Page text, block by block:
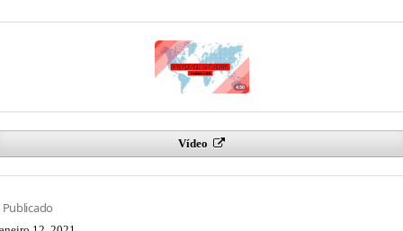
Vídeo
Publicado